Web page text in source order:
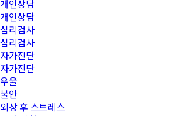
개인상담
개인상담
심리검사
심리검사
자가진단
자가진단
우울
불안
외상 후 스트레스